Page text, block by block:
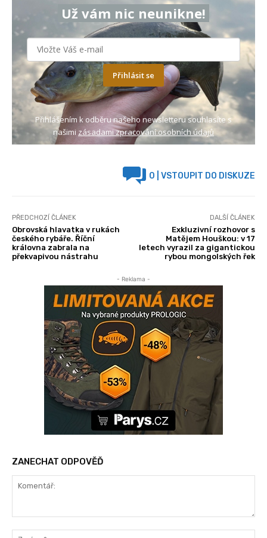
Už vám nic neunikne!
Přihlásit se
Přihlášením k odběru našeho newsletteru souhlasíte s
našimi zásadami zpracování osobních údajů
0 | VSTOUPIT DO DISKUZE
PŘEDCHOZÍ ČLÁNEK
Obrovská hlavatka v rukách
českého rybáře. Říční
královna zabrala na
překvapivou nástrahu
DALŠÍ ČLÁNEK
Exkluzivní rozhovor s
Matějem Houškou: v 17
letech vyrazil za gigantickou
rybou mongolských řek
- Reklama -
ZANECHAT ODPOVĚĎ